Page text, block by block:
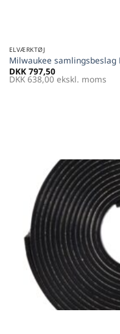
ELVÆRKTØJ
Milwaukee samlingsbeslag
DKK 797,50
DKK 638,00 ekskl. moms